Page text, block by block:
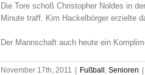
Die Tore schoß Christopher Noldes in
Minute traff. Kim Hackelbörger erzielte
Der Mannschaft auch heute ein
November 17th, 2011 Fußball , Senioren